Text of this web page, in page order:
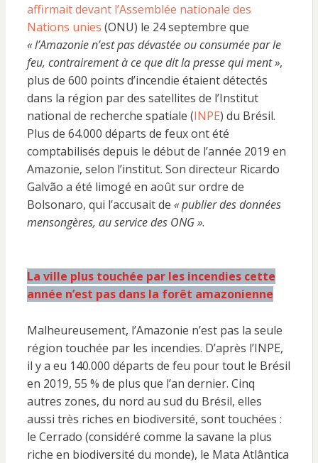
affirmait devant l’Assemblée nationale des
Nations unies (ONU) le 24 septembre que
« l’Amazonie n’est pas dévastée ou consumée par le
feu, contrairement à ce que dit la presse qui ment »,
plus de 600 points d’incendie étaient détectés
dans la région par des satellites de l’Institut
national de recherche spatiale (INPE) du Brésil.
Plus de 64.000 départs de feux ont été
comptabilisés depuis le début de l’année 2019 en
Amazonie, selon l’institut. Son directeur Ricardo
Galvão a été limogé en août sur ordre de
Bolsonaro, qui l’accusait de « publier des données
mensongères, au service des ONG ».
La ville plus touchée par les incendies cette
année n’est pas dans la forêt amazonienne
Malheureusement, l’Amazonie n’est pas la seule
région touchée par les incendies. D’après l’INPE,
il y a eu 140.000 départs de feu pour tout le Brésil
en 2019, 55 % de plus que l’an dernier. Cinq
autres zones, du nord au sud du Brésil, elles
aussi très riches en biodiversité, sont touchées :
le Cerrado (considéré comme la savane la plus
riche en biodiversité du monde), le Mata Atlântica